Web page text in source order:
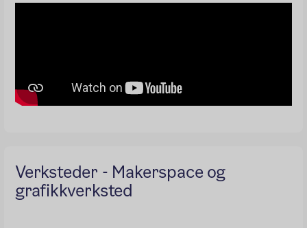
Verksteder - Makerspace og
grafikkverksted